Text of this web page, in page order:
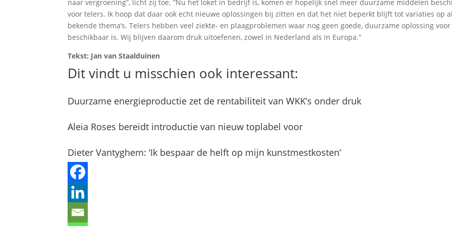
naar vergroening”, licht zij toe. “Nu het loket in bedrijf is, komen er hopelijk snel meer duurzame middelen
voor telers. Ik hoop dat daar ook echt nieuwe oplossingen bij zitten en dat het niet beperkt blijft tot variaties op al
bekende thema’s. Telers hebben veel ziekte- en plaagproblemen waar nog geen goede, duurzame oplossing voor
beschikbaar is. Wij blijven daarom druk uitoefenen, zowel in Nederland als in Europa.”
Tekst: Jan van Staalduinen
Dit vindt u misschien ook interessant:
Duurzame energieproductie zet de rentabiliteit van WKK’s onder druk
Aleia Roses bereidt introductie van nieuw toplabel voor
Dieter Vantyghem: ‘Ik bespaar de helft op mijn kunstmestkosten’